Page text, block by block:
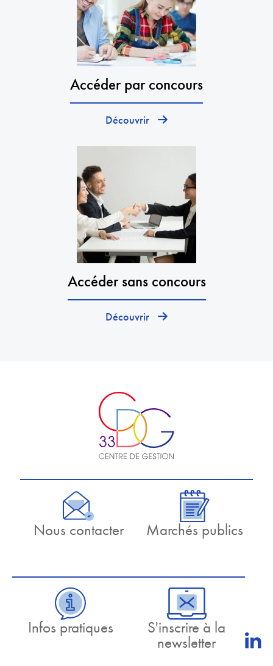
Accéder par concours
Découvrir
Accéder sans concours
Découvrir
Nous contacter Marchés publics
Infos pratiques S'inscrire à la
newsletter